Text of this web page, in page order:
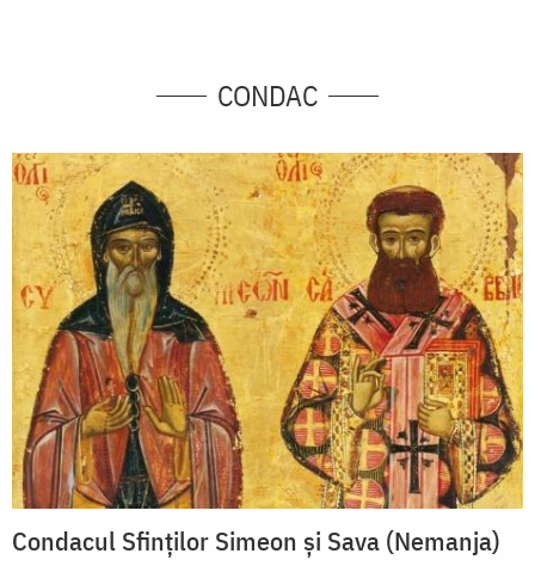
CONDAC
Condacul Sfinţilor Simeon şi Sava (Nemanja)